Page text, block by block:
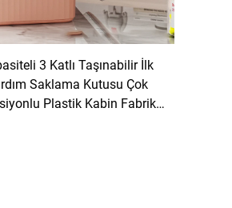
3 Katlı Taşınabilir İlk
Saklama Kutusu Çok
Plastik Kabin Fabrika